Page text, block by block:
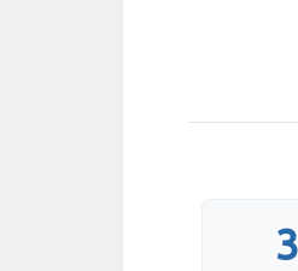
et
à
et à la